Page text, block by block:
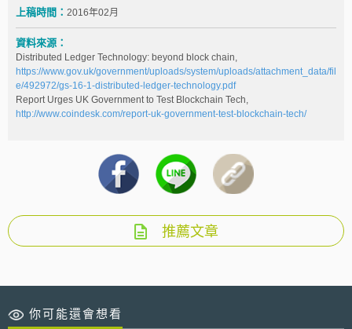
上稿時間： 2016年02月
資料來源：
Distributed Ledger Technology: beyond block chain,
https://www.gov.uk/government/uploads/system/uploads/attachment_data/fil
e/492972/gs-16-1-distributed-ledger-technology.pdf
Report Urges UK Government to Test Blockchain Tech,
http://www.coindesk.com/report-uk-government-test-blockchain-tech/
推薦文章
你可能還會想看